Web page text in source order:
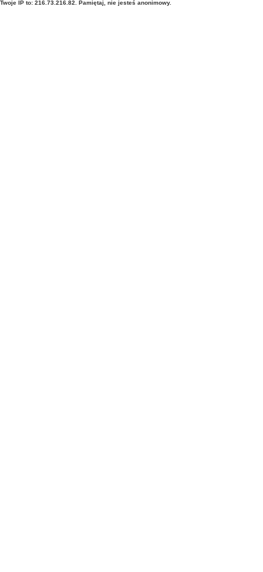
Twoje IP to: 216.73.216.82. Pamiętaj, nie jesteś anonimowy.